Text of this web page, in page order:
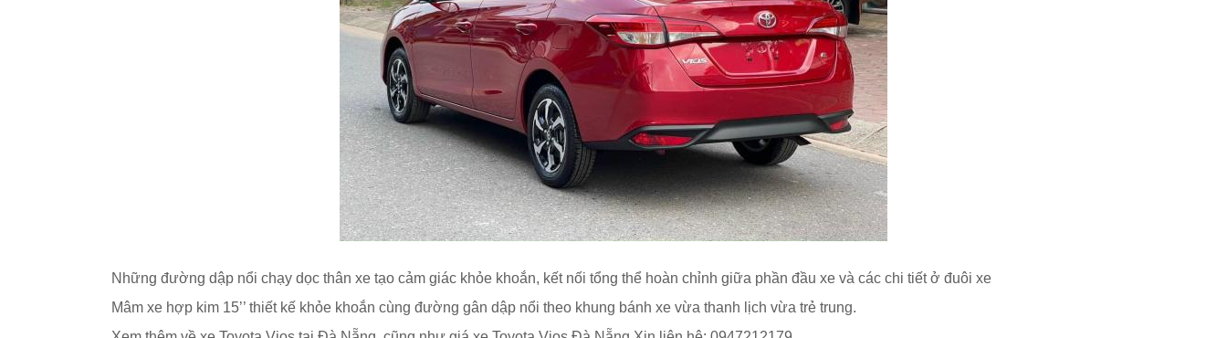
Những đường dập nổi chạy dọc thân xe tạo cảm giác khỏe khoắn, kết nối tổng thể hoàn chỉnh giữa phần đầu xe và các chi tiết ở đuôi xe
Mâm xe hợp kim 15’’ thiết kế khỏe khoắn cùng đường gân dập nổi theo khung bánh xe vừa thanh lịch vừa trẻ trung.